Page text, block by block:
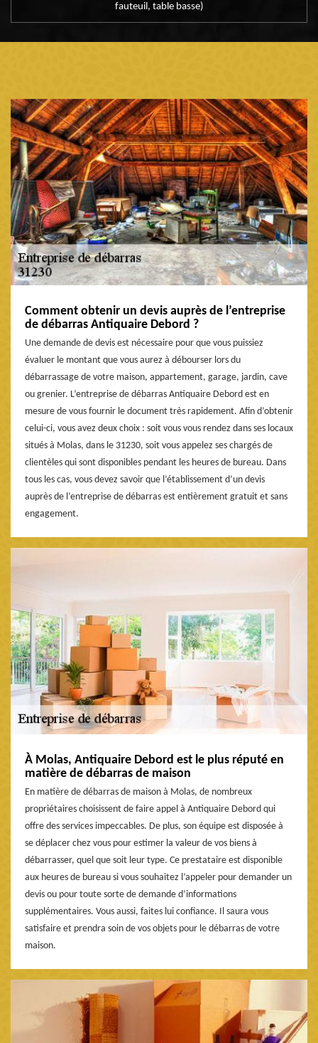
fauteuil, table basse)
Comment obtenir un devis auprès de l’entreprise
de débarras Antiquaire Debord ?
Une demande de devis est nécessaire pour que vous puissiez
évaluer le montant que vous aurez à débourser lors du
débarrassage de votre maison, appartement, garage, jardin, cave
ou grenier. L’entreprise de débarras Antiquaire Debord est en
mesure de vous fournir le document très rapidement. Afin d’obtenir
celui-ci, vous avez deux choix : soit vous vous rendez dans ses locaux
situés à Molas, dans le 31230, soit vous appelez ses chargés de
clientèles qui sont disponibles pendant les heures de bureau. Dans
tous les cas, vous devez savoir que l’établissement d’un devis
auprès de l’entreprise de débarras est entièrement gratuit et sans
engagement.
À Molas, Antiquaire Debord est le plus réputé en
matière de débarras de maison
En matière de débarras de maison à Molas, de nombreux
propriétaires choisissent de faire appel à Antiquaire Debord qui
offre des services impeccables. De plus, son équipe est disposée à
se déplacer chez vous pour estimer la valeur de vos biens à
débarrasser, quel que soit leur type. Ce prestataire est disponible
aux heures de bureau si vous souhaitez l’appeler pour demander un
devis ou pour toute sorte de demande d’informations
supplémentaires. Vous aussi, faites lui confiance. Il saura vous
satisfaire et prendra soin de vos objets pour le débarras de votre
maison.